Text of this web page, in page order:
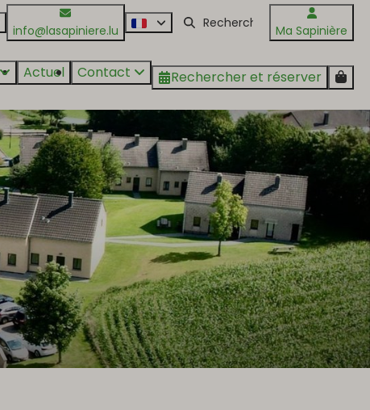
info@lasapiniere.lu Ma Sapinière
Actuel Contact Rechercher et réserver